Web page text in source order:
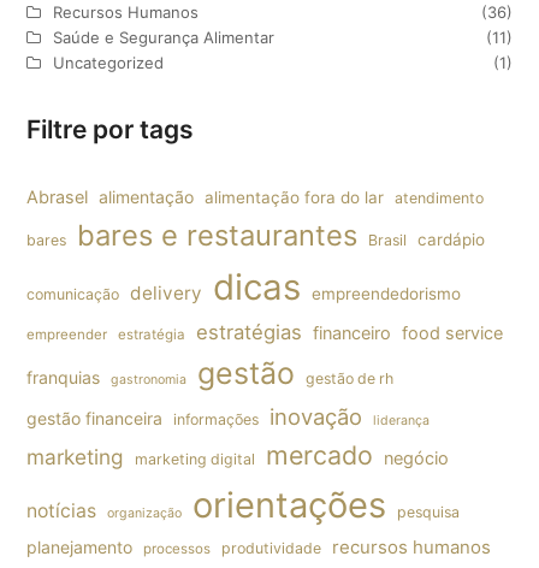
Recursos Humanos
(36)
Saúde e Segurança Alimentar
(11)
Uncategorized
(1)
Filtre por tags
Abrasel alimentação alimentação fora do lar atendimento
bares bares e restaurantes Brasil cardápio
comunicação delivery dicas empreendedorismo
empreender estratégia estratégias financeiro food service
franquias gastronomia gestão gestão de rh
gestão financeira informações inovação liderança
marketing marketing digital mercado negócio
notícias organização orientações pesquisa
planejamento processos produtividade recursos humanos